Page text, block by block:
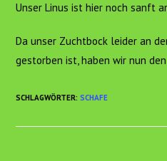
Unser Linus ist hier noch sanft
Da unser Zuchtbock leider an
gestorben ist, haben wir nun
SCHLAGWÖRTER:SCHAFE